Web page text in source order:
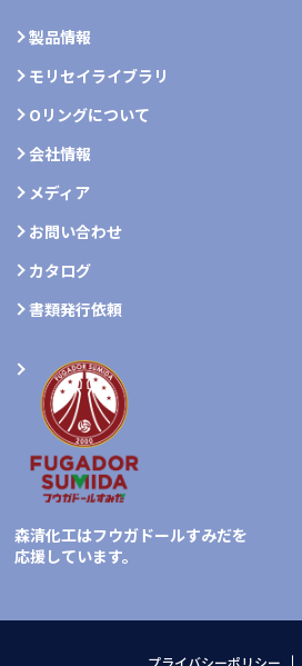
製品情報
モリセイライブラリ
Oリングについて
会社情報
メディア
お問い合わせ
カタログ
書類発行依頼
森清化工はフウガドールすみだを
応援しています。
プライバシーポリシー